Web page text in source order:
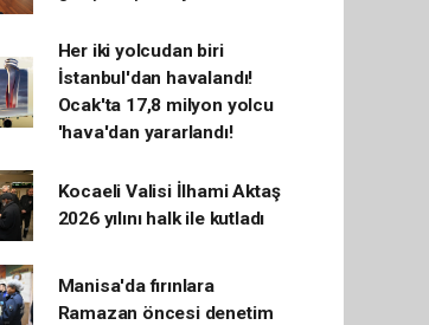
Her iki yolcudan biri
İstanbul'dan havalandı!
Ocak'ta 17,8 milyon yolcu
'hava'dan yararlandı!
Kocaeli Valisi İlhami Aktaş
2026 yılını halk ile kutladı
Manisa'da fırınlara
Ramazan öncesi denetim